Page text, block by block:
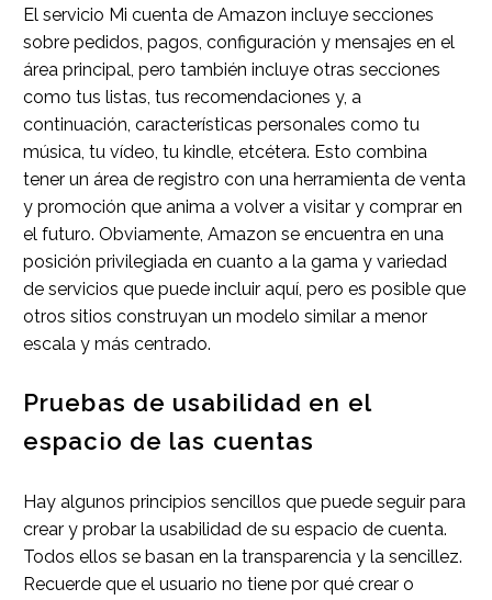
El servicio Mi cuenta de Amazon incluye secciones
sobre pedidos, pagos, configuración y mensajes en el
área principal, pero también incluye otras secciones
como tus listas, tus recomendaciones y, a
continuación, características personales como tu
música, tu vídeo, tu kindle, etcétera. Esto combina
tener un área de registro con una herramienta de venta
y promoción que anima a volver a visitar y comprar en
el futuro. Obviamente, Amazon se encuentra en una
posición privilegiada en cuanto a la gama y variedad
de servicios que puede incluir aquí, pero es posible que
otros sitios construyan un modelo similar a menor
escala y más centrado.
Pruebas de usabilidad en el
espacio de las cuentas
Hay algunos principios sencillos que puede seguir para
crear y probar la usabilidad de su espacio de cuenta.
Todos ellos se basan en la transparencia y la sencillez.
Recuerde que el usuario no tiene por qué crear o